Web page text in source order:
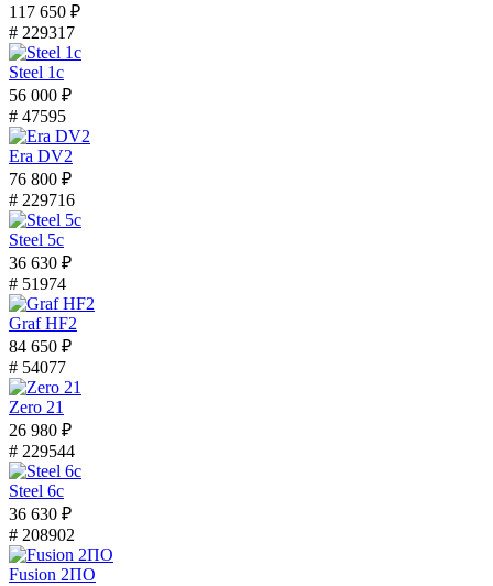
117 650 ₽
# 229317
Steel 1с
56 000 ₽
# 47595
Era DV2
76 800 ₽
# 229716
Steel 5с
36 630 ₽
# 51974
Graf HF2
84 650 ₽
# 54077
Zero 21
26 980 ₽
# 229544
Steel 6с
36 630 ₽
# 208902
Fusion 2ПО